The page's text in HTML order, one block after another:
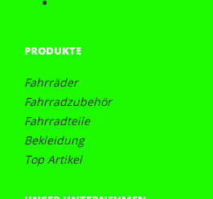
PRODUKTE
Fahrräder
Fahrradzubehör
Fahrradteile
Bekleidung
Top Artikel